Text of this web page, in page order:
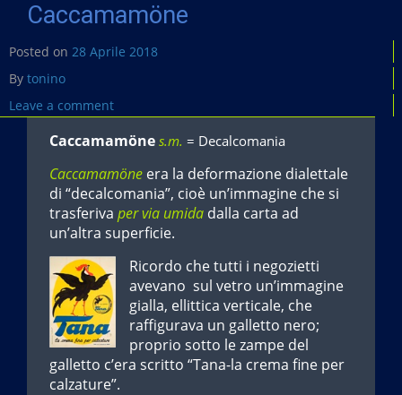
Caccamamöne
Posted on 28 Aprile 2018
By tonino
Leave a comment
Caccamamöne s.m. = Decalcomania
Caccamamöne era la deformazione dialettale
di “decalcomania”, cioè un’immagine che si
trasferiva per via umida dalla carta ad
un’altra superficie.
Ricordo che tutti i negozietti
avevano sul vetro un’immagine
gialla, ellittica verticale, che
raffigurava un galletto nero;
proprio sotto le zampe del
galletto c’era scritto “Tana-la crema fine per
calzature”.